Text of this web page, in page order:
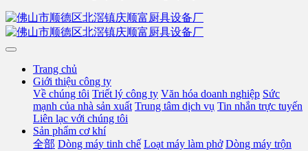
Trang chủ
Giới thiệu công ty
Về chúng tôi Triết lý công ty Văn hóa doanh nghiệp Sức
mạnh của nhà sản xuất Trung tâm dịch vụ Tin nhắn trực tuyến
Liên lạc với chúng tôi
Sản phẩm cơ khí
全部 Dòng máy tinh chế Loạt máy làm phở Dòng máy trộn